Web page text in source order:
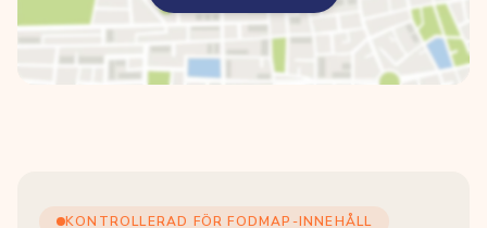
KONTROLLERAD FÖR FODMAP-INNEHÅLL